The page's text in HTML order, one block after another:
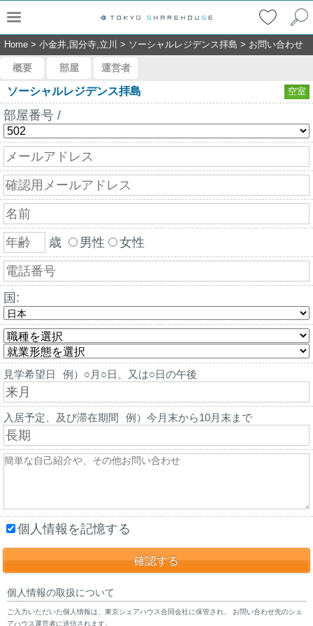
Home > 小金井,国分寺,立川 > ソーシャルレジデンス拝島 > お問い合わせ
概要 部屋 運営者
ソーシャルレジデンス拝島 空室
部屋番号 /
歳 男性 女性
国:
見学希望日 例）○月○日、又は○日の午後
入居予定、及び滞在期間 例）今月末から10月末まで
個人情報を記憶する
個人情報の取扱について
ご入力いただいた個人情報は、東京シェアハウス合同会社に保管され、 お問い合わせ先のシェ
アハウス運営者に送信されます。